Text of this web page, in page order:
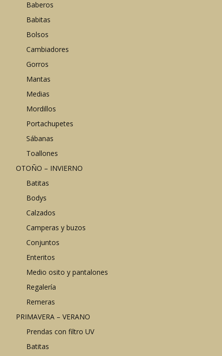
Baberos
Babitas
Bolsos
Cambiadores
Gorros
Mantas
Medias
Mordillos
Portachupetes
Sábanas
Toallones
OTOÑO – INVIERNO
Batitas
Bodys
Calzados
Camperas y buzos
Conjuntos
Enteritos
Medio osito y pantalones
Regalería
Remeras
PRIMAVERA – VERANO
Prendas con filtro UV
Batitas